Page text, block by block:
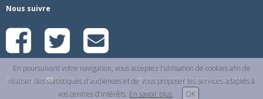
En poursuivant votre navigation, vous acceptez l'utilisation de cookies afin de
réaliser des statistiques d'audiences et de vous proposer les services adaptés à
vos centres d'intérêts. En savoir plus. OK
Nous suivre
Réalisé avec à Paris - France 2017 / 2026 Checkmoncredit.fr